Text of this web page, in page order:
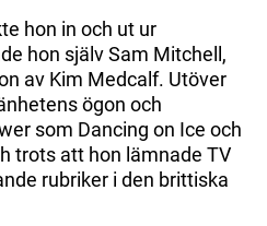
hon in och ut ur
hon själv Sam Mitchell,
av Kim Medcalf. Utöver
ögon och
som Dancing on Ice och
trots att hon lämnade TV
rubriker i den brittiska